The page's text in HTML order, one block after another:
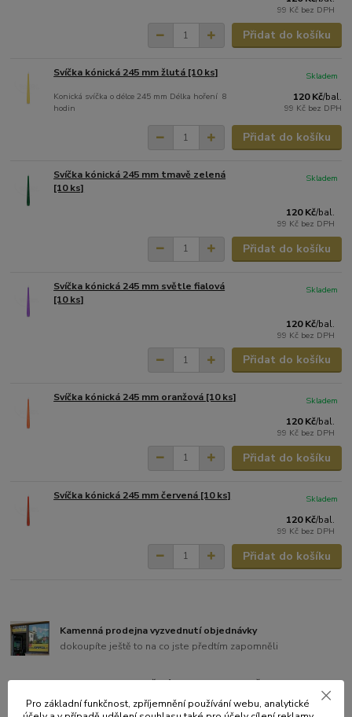
99 Kč bez DPH
Přidat do košíku
Svíčka kónická 245 mm žlutá [10 ks]
Konická svíčka o délce 245 mm Délka hoření 8
hodin
120 Kč/bal.
99 Kč bez DPH
Skladem
Přidat do košíku
Svíčka kónická 245 mm tmavě zelená
[10 ks]
120 Kč/bal.
99 Kč bez DPH
Skladem
Přidat do košíku
Svíčka kónická 245 mm světle fialová
[10 ks]
120 Kč/bal.
99 Kč bez DPH
Skladem
Přidat do košíku
Svíčka kónická 245 mm oranžová [10 ks]
120 Kč/bal.
99 Kč bez DPH
Skladem
Přidat do košíku
Svíčka kónická 245 mm červená [10 ks]
120 Kč/bal.
99 Kč bez DPH
Skladem
Přidat do košíku
Kamenná prodejna vyzvednutí objednávky
dokoupíte ještě to na co jste předtím zapomněli
doprava ZDARMA při nákupu nad 3.000,- Kč
doručení objednávky Vás vůbec nic nestojí
Pro základní funkčnost, zpříjemnění používání webu, analytické